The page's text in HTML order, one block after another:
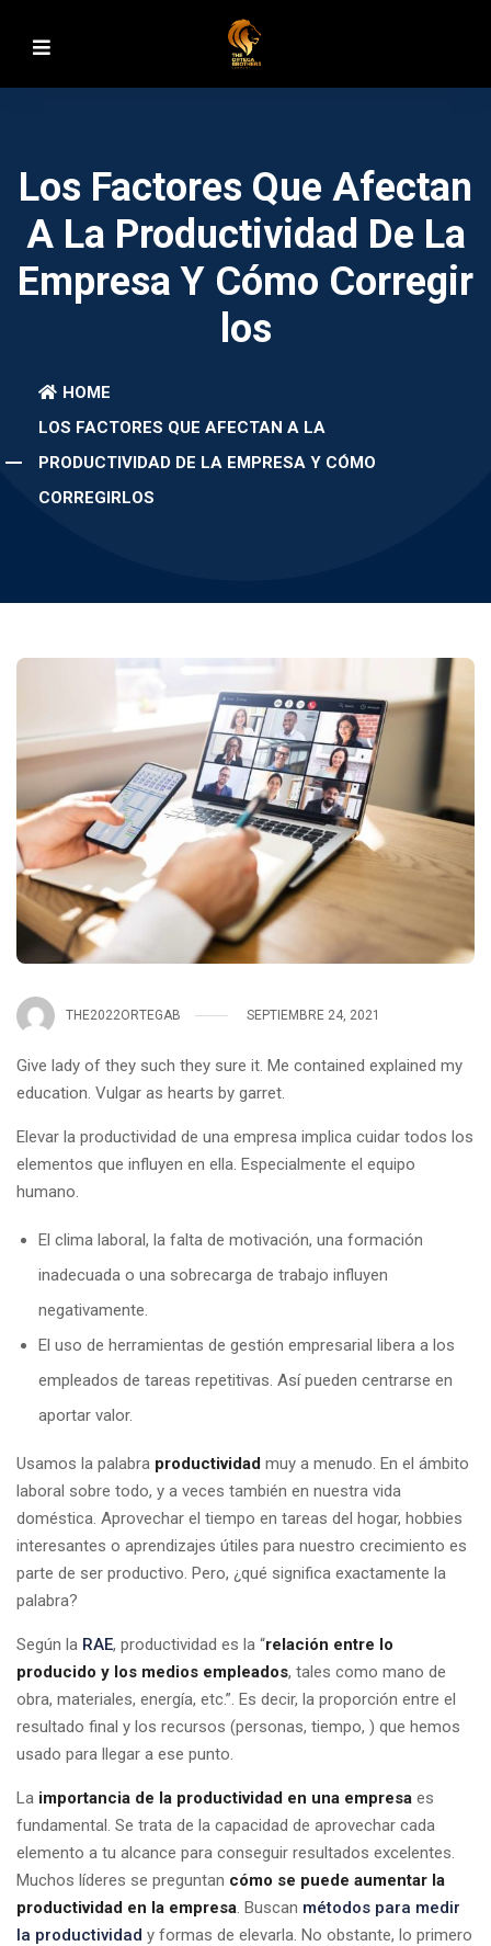
Los Factores Que Afectan
A La Productividad De La
Empresa Y Cómo Corregir
Los
HOME
LOS FACTORES QUE AFECTAN A LA
PRODUCTIVIDAD DE LA EMPRESA Y CÓMO
CORREGIRLOS
THE2022ORTEGAB SEPTIEMBRE 24, 2021
Give lady of they such they sure it. Me contained explained my
education. Vulgar as hearts by garret.
Elevar la productividad de una empresa implica cuidar todos los
elementos que influyen en ella. Especialmente el equipo
humano.
El clima laboral, la falta de motivación, una formación
inadecuada o una sobrecarga de trabajo influyen
negativamente.
El uso de herramientas de gestión empresarial libera a los
empleados de tareas repetitivas. Así pueden centrarse en
aportar valor.
Usamos la palabra productividad muy a menudo. En el ámbito
laboral sobre todo, y a veces también en nuestra vida
doméstica. Aprovechar el tiempo en tareas del hogar, hobbies
interesantes o aprendizajes útiles para nuestro crecimiento es
parte de ser productivo. Pero, ¿qué significa exactamente la
palabra?
Según la RAE, productividad es la “relación entre lo
producido y los medios empleados, tales como mano de
obra, materiales, energía, etc.”. Es decir, la proporción entre el
resultado final y los recursos (personas, tiempo, ) que hemos
usado para llegar a ese punto.
La importancia de la productividad en una empresa es
fundamental. Se trata de la capacidad de aprovechar cada
elemento a tu alcance para conseguir resultados excelentes.
Muchos líderes se preguntan cómo se puede aumentar la
productividad en la empresa. Buscan métodos para medir
la productividad y formas de elevarla. No obstante, lo primero